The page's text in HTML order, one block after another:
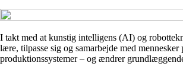
I takt med at kunstig intelligens (AI) og
lære, tilpasse sig og samarbejde med
produktionssystemer – og ændrer